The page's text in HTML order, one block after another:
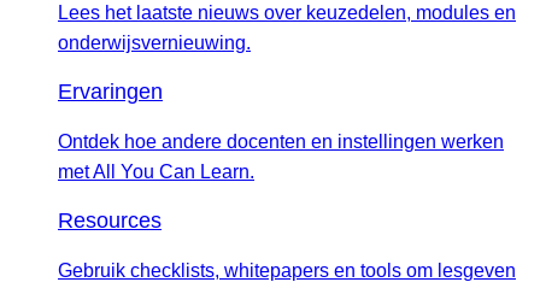
Lees het laatste nieuws over keuzedelen, modules en
onderwijsvernieuwing.
Ervaringen
Ontdek hoe andere docenten en instellingen werken
met All You Can Learn.
Resources
Gebruik checklists, whitepapers en tools om lesgeven